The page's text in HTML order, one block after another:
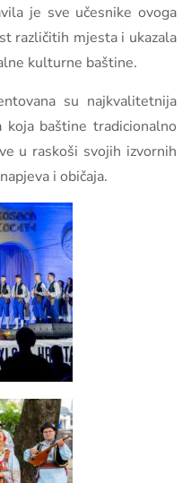
je sve učesnike ovoga
različitih mjesta i ukazala
kulturne baštine.
su najkvalitetnija
baštine tradicionalno
u raskoši svojih izvornih
i običaja.